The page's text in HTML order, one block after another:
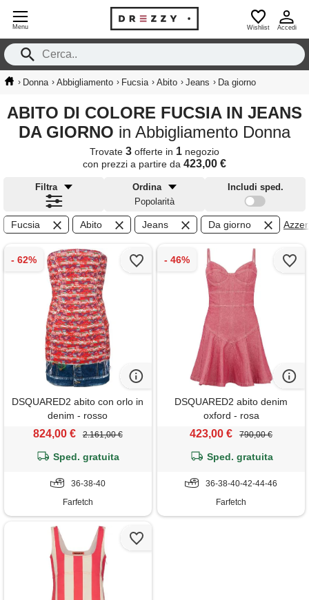
Menu Wishlist Accedi
› Donna › Abbigliamento › Fucsia › Abito › Jeans › Da giorno
ABITO DI COLORE FUCSIA IN JEANS
DA GIORNO in Abbigliamento Donna
Trovate 3 offerte in 1 negozio
con prezzi a partire da 423,00 €
Filtra
Ordina
Popolarità
Includi sped.
Fucsia Abito Jeans Da giorno
DSQUARED2 abito con orlo in
denim - rosso
824,00 € 2.161,00 €
Sped. gratuita
36-38-40
Farfetch
DSQUARED2 abito denim
oxford - rosa
423,00 € 790,00 €
Sped. gratuita
36-38-40-42-44-46
Farfetch